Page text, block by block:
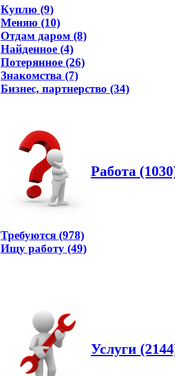
Куплю (9)
Меняю (10)
Отдам даром (8)
Найденное (4)
Потерянное (26)
Знакомства (7)
Бизнес, партнерство (34)
Работа
Требуются (978)
Ищу работу (49)
Услуги